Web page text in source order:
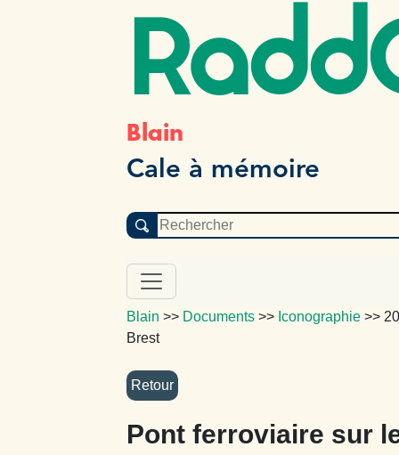
Blain
Cale à mémoire
Blain >> Documents >> Iconographie >>
Brest
Pont ferroviaire sur